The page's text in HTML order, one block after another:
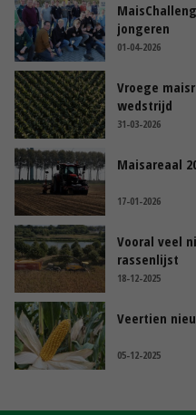
jongeren
01-04-2026
Vroege
wedstrijd
31-03-2026
Maisareaal
17-01-2026
Vooral veel
rassenlijst
18-12-2025
Veertien
05-12-2025